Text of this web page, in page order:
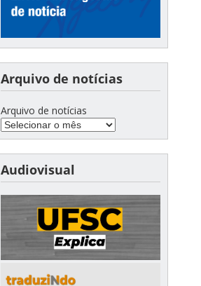
Arquivo de notícias
Arquivo de notícias
Audiovisual